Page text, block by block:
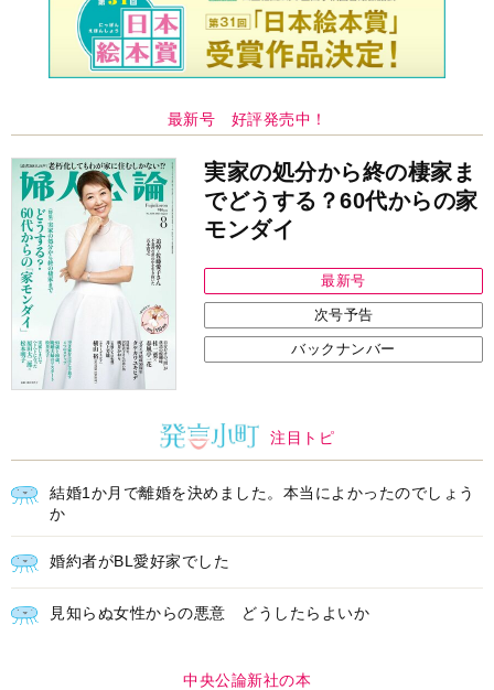
最新号 好評発売中！
実家の処分から終の棲家ま
でどうする？60代からの家
モンダイ
最新号
次号予告
バックナンバー
注目トピ
結婚1か月で離婚を決めました。本当によかったのでしょう
か
婚約者がBL愛好家でした
見知らぬ女性からの悪意 どうしたらよいか
中央公論新社の本